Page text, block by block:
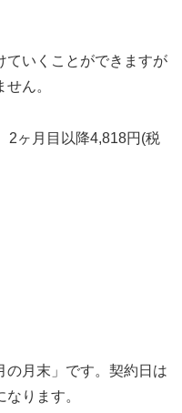
ていくことができますが
ん。
2ヶ月目以降4,818円(税
月末」です。契約日は
ります。